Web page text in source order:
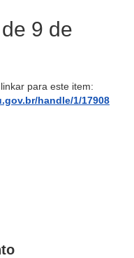
9 de
para este item:
handle/1/17908